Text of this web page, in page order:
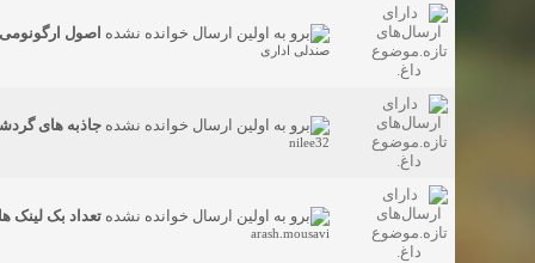
اصول
صندلی اداری
جاذبه های
nilee32
تعداد بک لینک
arash.mousavi